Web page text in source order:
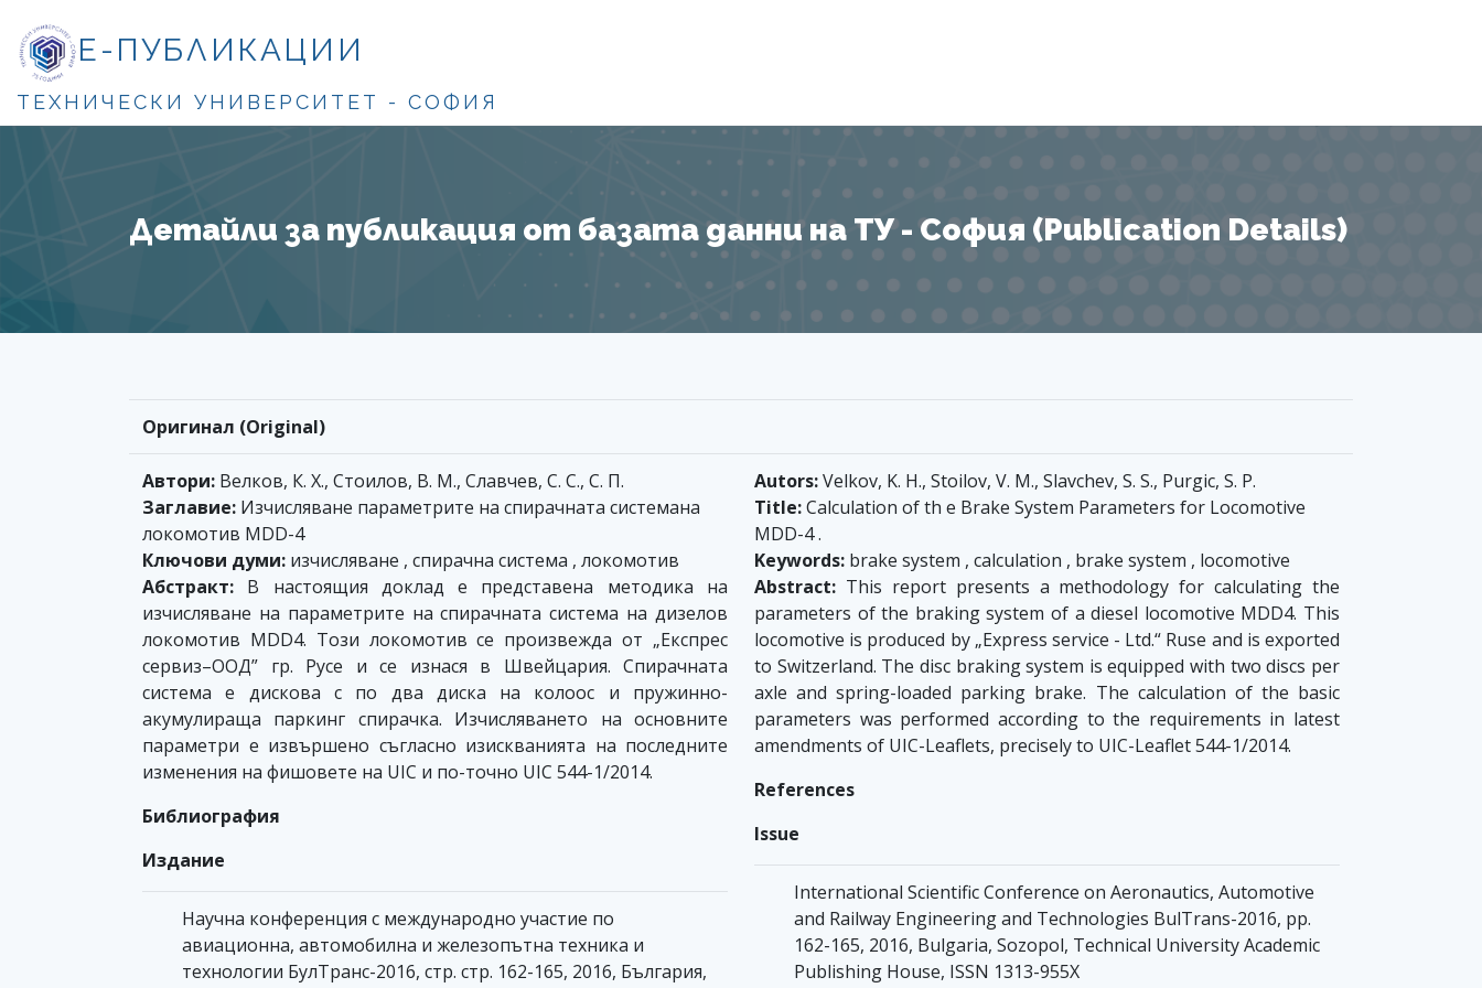
Е-ПУБЛИКАЦИИ
ТЕХНИЧЕСКИ УНИВЕРСИТЕТ - СОФИЯ
Детайли за публикация от базата данни на ТУ - София (Publication Details)
Оригинал (Original)
Автори: Велков, К. Х., Стоилов, В. М., Славчев, С. С., С. П.
Заглавие: Изчисляване параметрите на спирачната системана
локомотив MDD-4
Ключови думи: изчисляване , спирачна система , локомотив
Абстракт: В настоящия доклад е представена методика на
изчисляване на параметрите на спирачната система на дизелов
локомотив MDD4. Този локомотив се произвежда от „Експрес
сервиз–ООД” гр. Русе и се изнася в Швейцария. Спирачната
система е дискова с по два диска на колоос и пружинно-
акумулираща паркинг спирачка. Изчисляването на основните
параметри е извършено съгласно изискванията на последните
изменения на фишовете на UIC и по-точно UIC 544-1/2014.
Библиография
Издание
Научна конференция с международно участие по
авиационна, автомобилна и железопътна техника и
технологии БулТранс-2016, стр. стр. 162-165, 2016, България,
Autors:Velkov, K. H., Stoilov, V. M., Slavchev, S. S., Purgic, S. P.
Title:Calculation of th e Brake System Parameters for Locomotive
MDD-4 .
Keywords: brake system , calculation , brake system , locomotive
Abstract: This report presents a methodology for calculating the
parameters of the braking system of a diesel locomotive MDD4. This
locomotive is produced by „Express service - Ltd.“ Ruse and is exported
to Switzerland. The disc braking system is equipped with two discs per
axle and spring-loaded parking brake. The calculation of the basic
parameters was performed according to the requirements in latest
amendments of UIC-Leaflets, precisely to UIC-Leaflet 544-1/2014.
References
Issue
International Scientific Conference on Aeronautics, Automotive
and Railway Engineering and Technologies BulTrans-2016, pp.
162-165, 2016, Bulgaria, Sozopol, Technical University Academic
Publishing House, ISSN 1313-955X